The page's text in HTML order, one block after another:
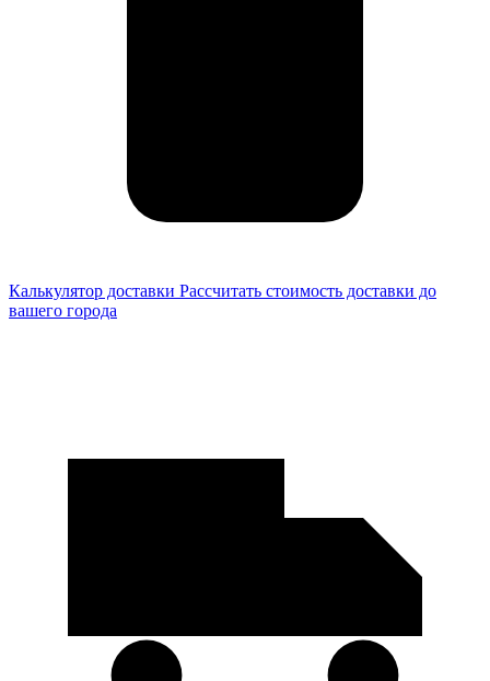
Калькулятор доставки Рассчитать стоимость доставки до
вашего города